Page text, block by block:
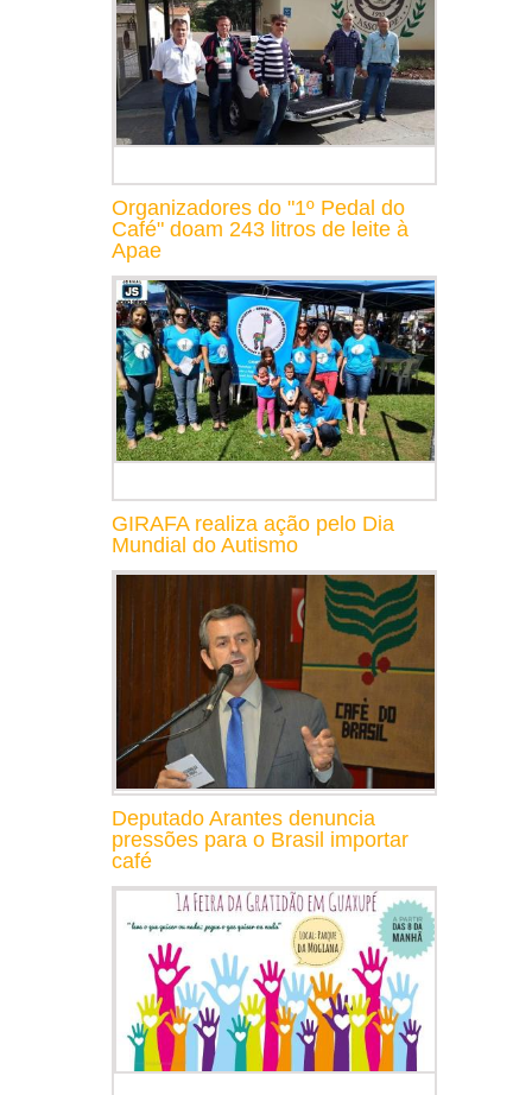
Organizadores do "1º Pedal do
Café" doam 243 litros de leite à
Apae
GIRAFA realiza ação pelo Dia
Mundial do Autismo
Deputado Arantes denuncia
pressões para o Brasil importar
café